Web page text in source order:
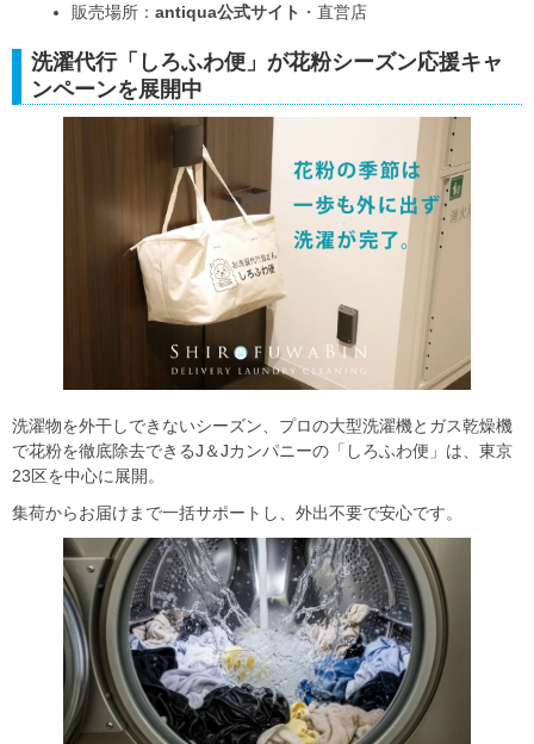
販売場所： antiqua公式サイト ・直営店
洗濯代行「しろふわ便」が花粉シーズン応援キャ
ンペーンを展開中
洗濯物を外干しできないシーズン、プロの大型洗濯機とガス乾燥機
で花粉を徹底除去できるJ＆Jカンパニーの「しろふわ便」は、東京
23区を中心に展開。
集荷からお届けまで一括サポートし、外出不要で安心です。